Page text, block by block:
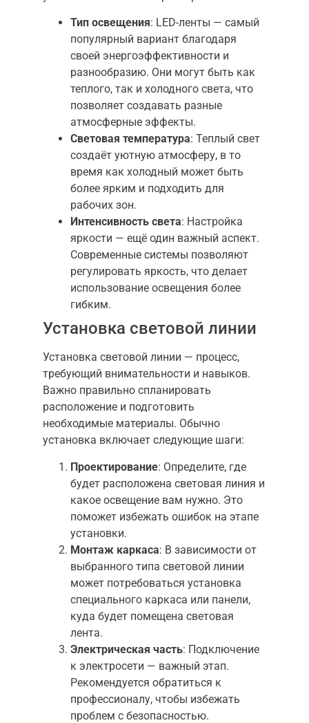
Тип освещения: LED-ленты — самый
популярный вариант благодаря
своей энергоэффективности и
разнообразию. Они могут быть как
теплого, так и холодного света, что
позволяет создавать разные
атмосферные эффекты.
Световая температура: Теплый свет
создаёт уютную атмосферу, в то
время как холодный может быть
более ярким и подходить для
рабочих зон.
Интенсивность света: Настройка
яркости — ещё один важный аспект.
Современные системы позволяют
регулировать яркость, что делает
использование освещения более
гибким.
Установка световой линии
Установка световой линии — процесс,
требующий внимательности и навыков.
Важно правильно спланировать
расположение и подготовить
необходимые материалы. Обычно
установка включает следующие шаги:
Проектирование: Определите, где
будет расположена световая линия и
какое освещение вам нужно. Это
поможет избежать ошибок на этапе
установки.
Монтаж каркаса: В зависимости от
выбранного типа световой линии
может потребоваться установка
специального каркаса или панели,
куда будет помещена световая
лента.
Электрическая часть: Подключение
к электросети — важный этап.
Рекомендуется обратиться к
профессионалу, чтобы избежать
проблем с безопасностью.